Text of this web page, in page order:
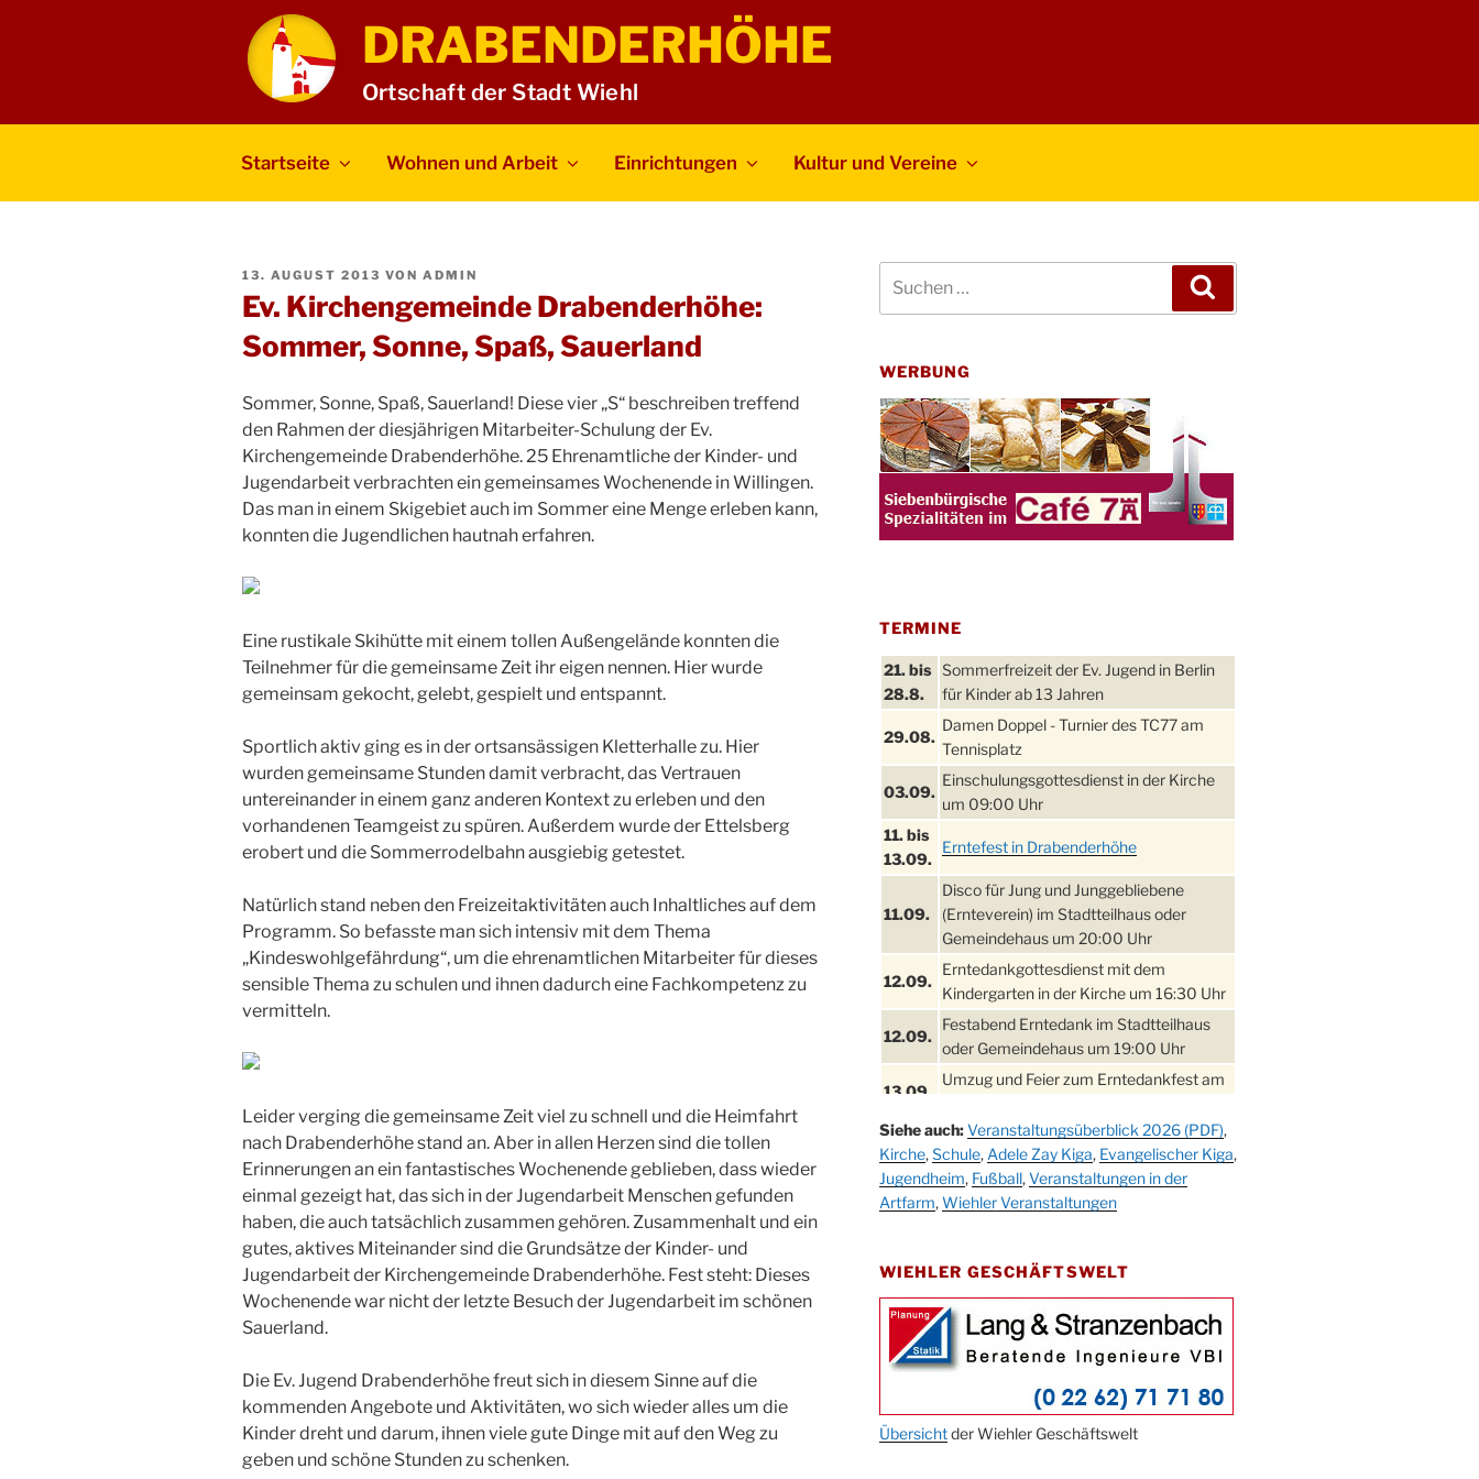
DRABENDERHÖHE
Ortschaft der Stadt Wiehl
Startseite Wohnen und Arbeit Einrichtungen Kultur und Vereine
VERÖFFENTLICHT
13. AUGUST 2013 VON ADMIN
Ev. Kirchengemeinde Drabenderhöhe:
Sommer, Sonne, Spaß, Sauerland
Sommer, Sonne, Spaß, Sauerland! Diese vier „S“ beschreiben treffend
den Rahmen der diesjährigen Mitarbeiter-Schulung der Ev.
Kirchengemeinde Drabenderhöhe. 25 Ehrenamtliche der Kinder- und
Jugendarbeit verbrachten ein gemeinsames Wochenende in Willingen.
Das man in einem Skigebiet auch im Sommer eine Menge erleben kann,
konnten die Jugendlichen hautnah erfahren.
Eine rustikale Skihütte mit einem tollen Außengelände konnten die
Teilnehmer für die gemeinsame Zeit ihr eigen nennen. Hier wurde
gemeinsam gekocht, gelebt, gespielt und entspannt.
Sportlich aktiv ging es in der ortsansässigen Kletterhalle zu. Hier
wurden gemeinsame Stunden damit verbracht, das Vertrauen
untereinander in einem ganz anderen Kontext zu erleben und den
vorhandenen Teamgeist zu spüren. Außerdem wurde der Ettelsberg
erobert und die Sommerrodelbahn ausgiebig getestet.
Natürlich stand neben den Freizeitaktivitäten auch Inhaltliches auf dem
Programm. So befasste man sich intensiv mit dem Thema
„Kindeswohlgefährdung“, um die ehrenamtlichen Mitarbeiter für dieses
sensible Thema zu schulen und ihnen dadurch eine Fachkompetenz zu
vermitteln.
Leider verging die gemeinsame Zeit viel zu schnell und die Heimfahrt
nach Drabenderhöhe stand an. Aber in allen Herzen sind die tollen
Erinnerungen an ein fantastisches Wochenende geblieben, dass wieder
einmal gezeigt hat, das sich in der Jugendarbeit Menschen gefunden
haben, die auch tatsächlich zusammen gehören. Zusammenhalt und ein
gutes, aktives Miteinander sind die Grundsätze der Kinder- und
Jugendarbeit der Kirchengemeinde Drabenderhöhe. Fest steht: Dieses
Wochenende war nicht der letzte Besuch der Jugendarbeit im schönen
Sauerland.
Die Ev. Jugend Drabenderhöhe freut sich in diesem Sinne auf die
kommenden Angebote und Aktivitäten, wo sich wieder alles um die
Kinder dreht und darum, ihnen viele gute Dinge mit auf den Weg zu
geben und schöne Stunden zu schenken.
nach:
WERBUNG
TERMINE
21. bis
28.8.
Sommerfreizeit der Ev. Jugend in Berlin
für Kinder ab 13 Jahren
29.08.
Damen Doppel - Turnier des TC77 am
Tennisplatz
03.09.
Einschulungsgottesdienst in der Kirche
um 09:00 Uhr
11. bis
13.09.
Erntefest in Drabenderhöhe
11.09.
Disco für Jung und Junggebliebene
(Ernteverein) im Stadtteilhaus oder
Gemeindehaus um 20:00 Uhr
12.09.
Erntedankgottesdienst mit dem
Kindergarten in der Kirche um 16:30 Uhr
12.09.
Festabend Erntedank im Stadtteilhaus
oder Gemeindehaus um 19:00 Uhr
13.09.
Umzug und Feier zum Erntedankfest am
19.09.
Schlagerabend im Stadtteilhaus
Drabenderhöhe
25. u.
26.09.
Oktoberfest im Cafe XXS
10-12 Uhr
09.10.
Afterwork-Andacht um 18:00 Uhr in der
Kirche
Sandmännchen-Gottesdienst in der
11.10.
Oktoberfest MGV im Stadtteilhaus um
Siehe auch: Veranstaltungsüberblick 2026 (PDF),
Kirche,Schule, Adele Zay Kiga, Evangelischer Kiga,
Jugendheim, Fußball,Veranstaltungen in der
Artfarm,Wiehler Veranstaltungen
WIEHLER GESCHÄFTSWELT
Übersichtder Wiehler Geschäftswelt